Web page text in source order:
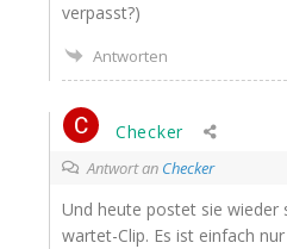
verpasst?)
Antworten
Checker
Antwort an Checker
Und heu­te pos­tet sie
war­tet-Clip. Es ist ein­fach